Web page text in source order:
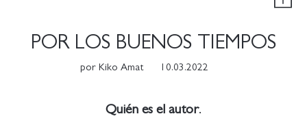
POR LOS BUENOS TIEMPOS
por Kiko Amat 10.03.2022
Quién es el autor.